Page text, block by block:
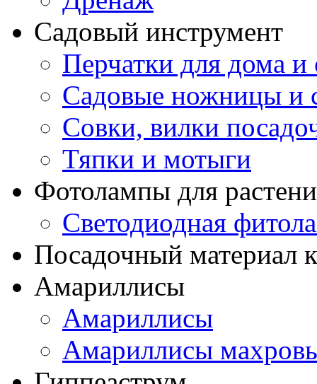
Садовый инструмент
Перчатки для дома и
Садовые ножницы и
Совки, вилки
Тяпки и мотыги
Фотолампы для
Светодиодная
Посадочный материал
Амариллисы
Амариллисы
Амариллисы